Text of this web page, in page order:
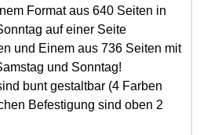
Format aus 640 Seiten in
auf einer Seite
und Einem aus 736 Seiten mit
und Sonntag!
bunt gestaltbar (4 Farben
Befestigung sind oben 2